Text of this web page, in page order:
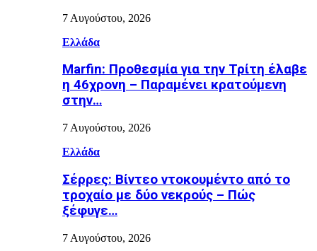
7 Αυγούστου, 2026
Ελλάδα
Marfin: Προθεσμία για την Τρίτη έλαβε
η 46χρονη – Παραμένει κρατούμενη
στην…
7 Αυγούστου, 2026
Ελλάδα
Σέρρες: Βίντεο ντοκουμέντο από το
τροχαίο με δύο νεκρούς – Πώς
ξέφυγε…
7 Αυγούστου, 2026